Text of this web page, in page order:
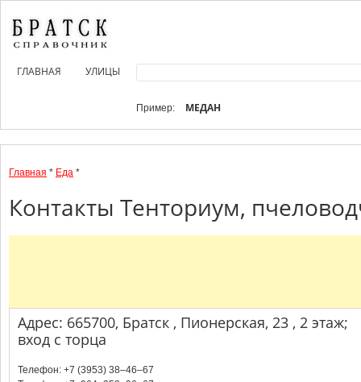
ГЛАВНАЯ УЛИЦЫ
Пример: МЕДАН
Главная * Еда *
Контакты Тенториум,
Адрес: 665700, Братск , Пионерская, 23 , 2 этаж;
вход с торца
Телефон: +7 (3953) 38‒46‒67